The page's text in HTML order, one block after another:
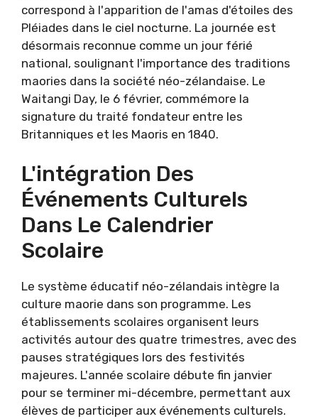
correspond à l'apparition de l'amas d'étoiles des
Pléiades dans le ciel nocturne. La journée est
désormais reconnue comme un jour férié
national, soulignant l'importance des traditions
maories dans la société néo-zélandaise. Le
Waitangi Day, le 6 février, commémore la
signature du traité fondateur entre les
Britanniques et les Maoris en 1840.
L'intégration Des
Événements Culturels
Dans Le Calendrier
Scolaire
Le système éducatif néo-zélandais intègre la
culture maorie dans son programme. Les
établissements scolaires organisent leurs
activités autour des quatre trimestres, avec des
pauses stratégiques lors des festivités
majeures. L'année scolaire débute fin janvier
pour se terminer mi-décembre, permettant aux
élèves de participer aux événements culturels.